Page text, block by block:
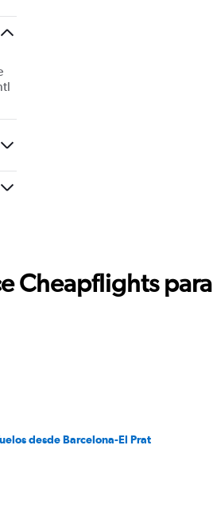
Cheapflights para
desde Barcelona-El Prat